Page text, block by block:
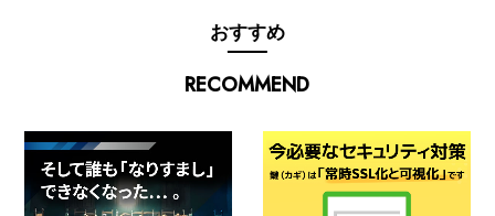
RECOMMEND
おすすめ